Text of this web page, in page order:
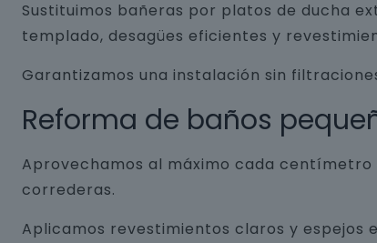
Sustituimos bañeras por platos de ducha
templado, desagües eficientes y
Garantizamos una instalación sin
Reforma de baños
Aprovechamos al máximo cada centímetro
correderas.
Aplicamos revestimientos claros y